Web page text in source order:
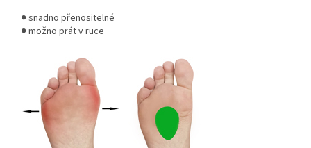
● snadno přenositelné
● možno prát v ruce